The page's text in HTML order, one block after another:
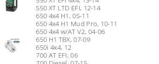
550 XT LTD EFI, 12-14
650 4x4 H1, 05-11
650 4x4 H1 Mud Pro, 10-11
650 4x4 w/AT V2, 04-06
650 H1 TBX, 07-09
650i 4x4, 12
700 AT EFI, 06